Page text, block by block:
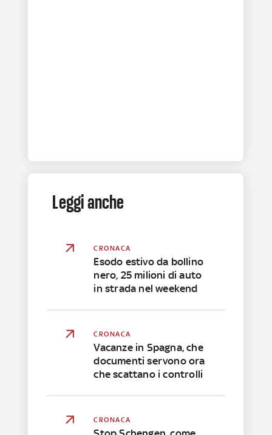
Leggi anche
CRONACA
Esodo estivo da bollino
nero, 25 milioni di auto
in strada nel weekend
CRONACA
Vacanze in Spagna, che
documenti servono ora
che scattano i controlli
CRONACA